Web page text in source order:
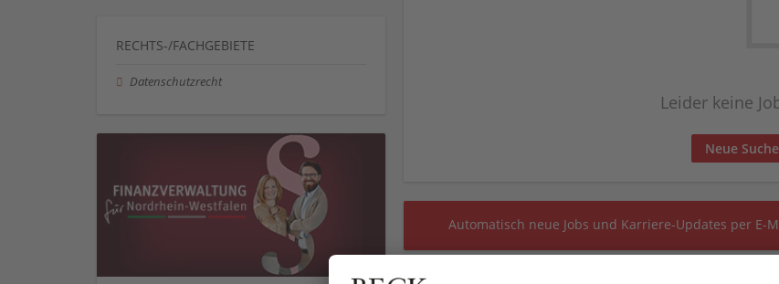
Leider keine
Neue
Automatisch neue Jobs und Karriere-Updates per E-
RECHTS-/FACHGEBIETE
Datenschutzrecht